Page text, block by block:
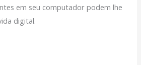
em seu computador podem lhe
digital.